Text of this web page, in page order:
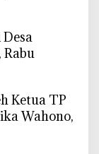
Rabu
Ketua TP
Wahono,